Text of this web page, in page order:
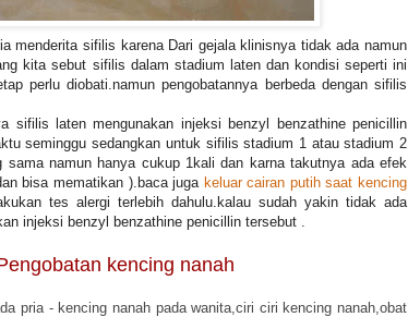
menderita sifilis karena Dari gejala klinisnya tidak ada namun
kita sebut sifilis dalam stadium laten dan kondisi seperti ini
perlu diobati.namun pengobatannya berbeda dengan sifilis
sifilis laten mengunakan injeksi benzyl benzathine penicillin
seminggu sedangkan untuk sifilis stadium 1 atau stadium 2
sama namun hanya cukup 1kali dan karna takutnya ada efek
bisa mematikan ).baca juga keluar cairan putih saat kencing
tes alergi terlebih dahulu.kalau sudah yakin tidak ada
injeksi benzyl benzathine penicillin tersebut .
kencing nanah
pria - kencing nanah pada wanita,ciri ciri kencing nanah,obat